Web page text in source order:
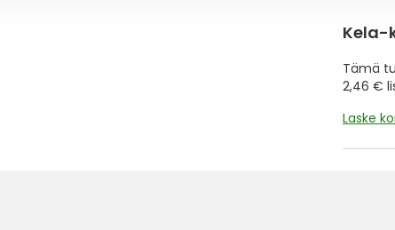
Kela-
Tämä
2,46 €
Laske